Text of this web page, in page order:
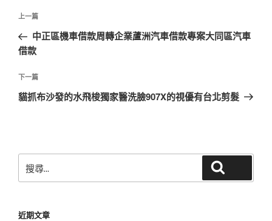
文
導
覽
上
一
篇
章
上一篇
中正區機車借款周轉企業蘆洲汽車借款專案大同區汽車
借款
下
一
下一篇
貓抓布沙發的水飛梭獨家醫洗臉907X的視優有台北剪髮
尋
近期文章